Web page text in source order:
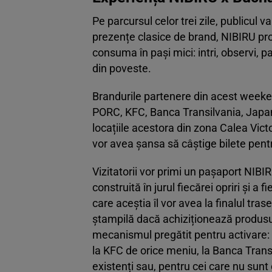
Pe parcursul celor trei zile, publicul
prezențe clasice de brand, NIBIRU
consuma în pași mici: intri, observi,
din poveste.
Brandurile partenere din acest
PORC, KFC, Banca Transilvania,
locațiile acestora din zona Calea
vor avea șansa să câștige bilete
Vizitatorii vor primi un pașaport
construită în jurul fiecărei opriri și a
care aceștia îl vor avea la finalul
ștampilă dacă achiziționează
mecanismul pregătit pentru activare:
la KFC de orice meniu, la Banca
existenți sau, pentru cei care nu